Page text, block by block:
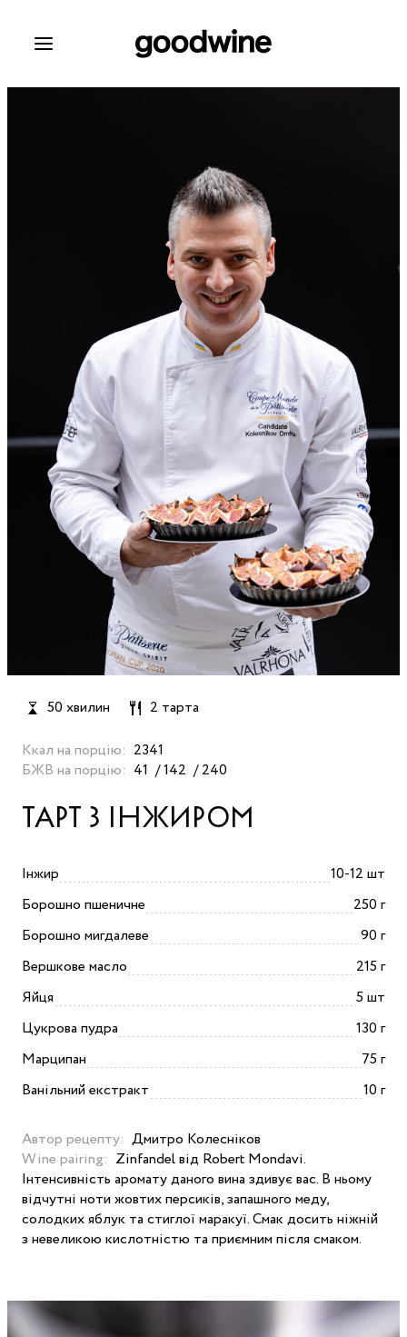
50 хвилин 2 тарта
Ккал на порцію: 2341
БЖВ на порцію: 41 142 240
ТАРТ З ІНЖИРОМ
Інжир
10-12 шт
Борошно пшеничне
250 г
Борошно мигдалеве
90 г
Вершкове масло
215 г
Яйця
5 шт
Цукрова пудра
130 г
Марципан
75 г
Ванільний екстракт
10 г
Автор рецепту: Дмитро Колесніков
Wine pairing: Zinfandel від Robert Mondavi.
Інтенсивність аромату даного вина здивує вас. В ньому
відчутні ноти жовтих персиків, запашного меду,
солодких яблук та стиглої маракуї. Смак досить ніжній
з невеликою кислотністю та приємним після смаком.